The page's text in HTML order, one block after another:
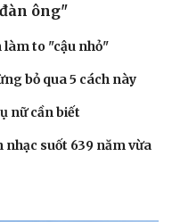
ông"
làm to "cậu nhỏ"
bỏ qua 5 cách này
nữ cần biết
nhạc suốt 639 năm vừa